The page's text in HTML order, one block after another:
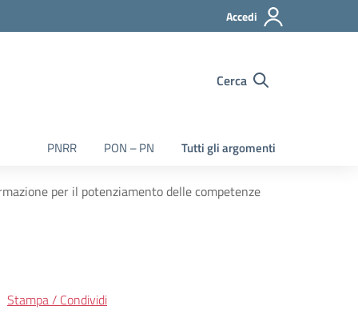
Accedi
Cerca
PNRR PON – PN Tutti gli argomenti
per il potenziamento delle competenze
Stampa / Condividi